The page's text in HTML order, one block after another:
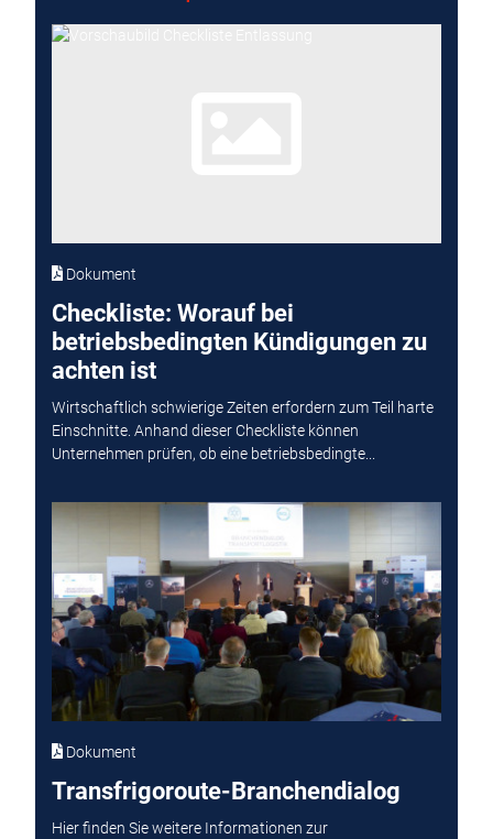
Dokument
Checkliste: Worauf bei
betriebsbedingten Kündigungen zu
achten ist
Wirtschaftlich schwierige Zeiten erfordern zum Teil harte
Einschnitte. Anhand dieser Checkliste können
Unternehmen prüfen, ob eine betriebsbedingte...
Dokument
Transfrigoroute-Branchendialog
Hier finden Sie weitere Informationen zur